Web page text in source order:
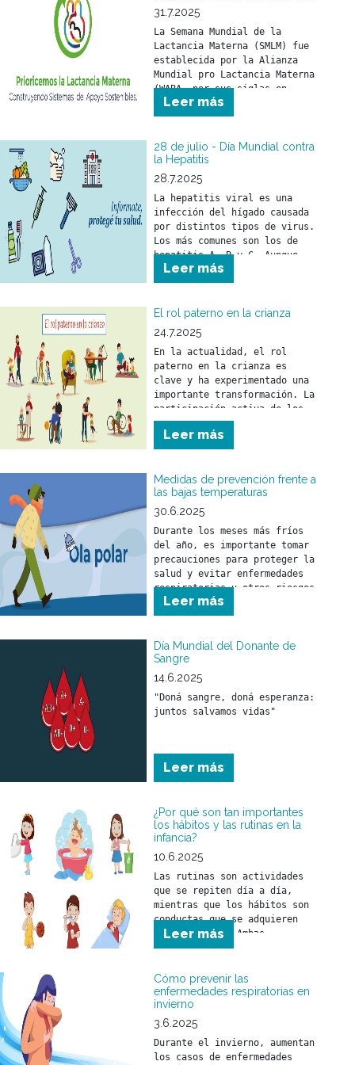
31.7.2025
La Semana Mundial de la
Lactancia Materna (SMLM) fue
establecida por la Alianza
Mundial pro Lactancia Materna
(WABA, por sus siglas en
inglés) y se celebra durante
los primeros días de agosto
Leer más
28 de julio - Día Mundial contra
la Hepatitis
28.7.2025
La hepatitis viral es una
infección del hígado causada
por distintos tipos de virus.
Los más comunes son los de
hepatitis A, B y C. Aunque
puede llegar a ser grave, es
prevenible y tratable gracias
efectivos.
Leer más
El rol paterno en la crianza
24.7.2025
En la actualidad, el rol
paterno en la crianza es
clave y ha experimentado una
importante transformación. La
participación activa de los
padres fortalece el vínculo
con sus hijos y tiene un
impacto positivo en su
social.
Leer más
Medidas de prevención frente a
las bajas temperaturas
30.6.2025
Durante los meses más fríos
del año, es importante tomar
precauciones para proteger la
salud y evitar enfermedades
respiratorias u otros riesgos
asociados al descenso de la
temperatura.
Leer más
Día Mundial del Donante de
Sangre
14.6.2025
"Doná sangre, doná esperanza:
juntos salvamos vidas"
Leer más
¿Por qué son tan importantes
los hábitos y las rutinas en la
infancia?
10.6.2025
Las rutinas son actividades
que se repiten día a día,
mientras que los hábitos son
conductas que se adquieren
con el tiempo. Ambas
herramientas ayudan a que
mundo que los rodea y se
sientan seguros frente a los
desafíos del día a día.
Leer más
Cómo prevenir las
enfermedades respiratorias en
invierno
3.6.2025
Durante el invierno, aumentan
los casos de enfermedades